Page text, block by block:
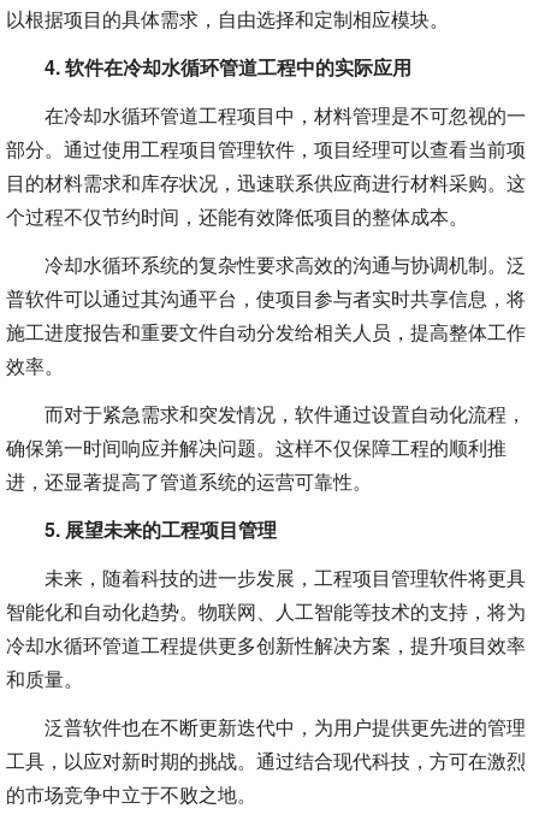
以根据项目的具体需求，自由选择和定制相应模块。
4. 软件在冷却水循环管道工程中的实际应用
在冷却水循环管道工程项目中，材料管理是不可忽视的一
部分。通过使用工程项目管理软件，项目经理可以查看当前项
目的材料需求和库存状况，迅速联系供应商进行材料采购。这
个过程不仅节约时间，还能有效降低项目的整体成本。
冷却水循环系统的复杂性要求高效的沟通与协调机制。泛
普软件可以通过其沟通平台，使项目参与者实时共享信息，将
施工进度报告和重要文件自动分发给相关人员，提高整体工作
效率。
而对于紧急需求和突发情况，软件通过设置自动化流程，
确保第一时间响应并解决问题。这样不仅保障工程的顺利推
进，还显著提高了管道系统的运营可靠性。
5. 展望未来的工程项目管理
未来，随着科技的进一步发展，工程项目管理软件将更具
智能化和自动化趋势。物联网、人工智能等技术的支持，将为
冷却水循环管道工程提供更多创新性解决方案，提升项目效率
和质量。
泛普软件也在不断更新迭代中，为用户提供更先进的管理
工具，以应对新时期的挑战。通过结合现代科技，方可在激烈
的市场竞争中立于不败之地。